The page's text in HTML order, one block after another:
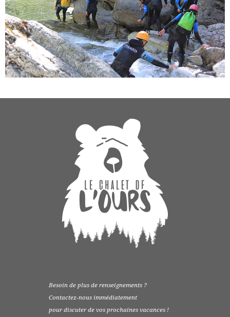
Besoin de plus de renseignements ?
Contactez-nous immédiatement
pour discuter de vos prochaines vacances !